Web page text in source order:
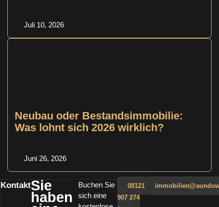
Juli 10, 2026
Neubau oder Bestandsimmobilie:
Was lohnt sich 2026 wirklich?
Juni 26, 2026
KontaktSie
haben
Buchen Sie
sich eine
08121
907 274